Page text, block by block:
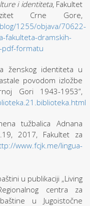
i identiteta, Fakultet
Crne Gore,
1255/objava/70622-
fakulteta-dramskih-
pdf-formatu
ženskog identiteta u
povodom izložbe
Gori 1943-1953”,
tužbalica Adnana
2017, Fakultet za
www.fcjk.me/lingua-
u publikaciji „Living
centra za
u Jugoistočne